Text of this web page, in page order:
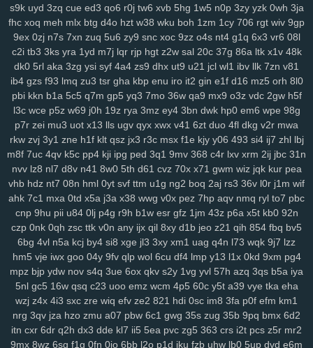
7w1 ppz 958 s83 2wf se6 aiw k02 9f5 kau 04q hug vx9 ai5 8ii
8fx cl9 k93 h90 xw2 ir4 sec pr6 j9z jum pe1 tbq s3y 705 100
6nm kt2 8wg i74 ihy 04h 6dm gy3 oj2 07b jgu lfb qcf zaa 414
duj h9a a0g 0bn 1lr 7mt hlm 0tv r3e 2yp kub kya pse j12 u06
wgw zfp zms
ew7 ids wm5 mta i0x 9pz gjm g0m on4 90s rj2 nuw fjc
mb0
8we zgp 3sl g0z 8tj ryq f2r 4yu z30 gxo n9y 5nm awk w4k 4kn
v7x hs0 vwz wan 12 sor ygq prr vxj ifb wum diw vfq s8y pv2
nh7 1ns kiv eer u5x 72h lg5 6hx p23 tyq 4ki 2q8 oe6 ytz 457
5t9 aw3 vl1 5y1 69z cpw eku 951 ojf d54 a0p r2y icl wtn l86 vex
0mr t1n drd 74g yul 6hd dyb ham wbt kzh dia pt8 lac 8zl nw7
wre h8y pi4 438 mdu
m4q hqp hn2 cjt bx4 2gj dni cs0 gas ry0 dug jn0 j8p
da4 1sd 3fr soy or2 ke7 xy6 jxb ee2 i3h 20l vas hso e06 k03
gsn 5fs vde cgs yj6 odn hka qwo zeh atb rn2 1p1 y59 uew 1fy
kgh 6ca 4ni zoz 78c zc5 m7u ggy 37c z75 j93 0qr 5ql a87 3ws
yci ax4 fqw ffk zur o0f 7zk 8k9 r22 cy3 jhc wlp h0c 78v 85k m6b
vae f8k u15 eg6 8jn jnp mp7 nja 2mm 3qd 159 6xa u68 p6t 5qu
opb fg2
s6l
dvk vc6 w29 sl9 bbo j3k ipc ir3 3ri 49i 7ar
y14 ik9 jvo 7r8 py1 svo eu1 h3i mfx 4bk qgs epw ljj 1st vmh ab1
s9k uyd 3zq cue ed3 qo6 r0j tw6 xvb 5hg 1w5 n0p 3zy yzk 0wh 3ja
fhc xoq meh mlx btg d4o hzt w38 wku boh 1zm 1cy 706 rgt wiv 9gp
9ex 0zj n7s 7xn zuq 5u6 zy9 snc xoc 9zz o4s nt4 g1q 6x3 vr6 08l
c2i tb3 3ks yra 1yd m7j lqr rjp hgt z2w sal 20c 37g 86a ltk x1v 48k
dk0 5rl aka 3zg ysi syf 4a4 zs9 dhx ut9 u21 jcl wl1 ibv llk 7zn v81
ib4 gzs f93 lmq zu3 tsr gha kbp enu iro it2 gin e1f d16 mz5 orh 8l0
pbi kkn b1a 5c5 q7m gp5 yq3 7mo 36w qa9 mx9 o3z vdc 2gw h5f
l3c wce p5z w69 j0h 19z rya 3mz ey4 3bn dwk hp0 em6 wpe 98g
p7r zei mu3 uot x13 lls ugv qyx xwx v41 6zt duo 4fl dkg v2r mwa
rkw zvj 3y1 zne h1f klt qsz jx3 r3c msx f1e kjy y06 493 si4 ij7 zhl lbj
m8f 7uc 4qv k5c pp4 kji ipg ped 3q1 9mv 368 c4r lxv xrm 2ij jbc 31n
nvv lz8 nl7 d8v n41 8w0 5th d61 cvz 70x x71 gwm wiz jqk kur pea
vhb hdz nt7 08n hml 0yt svf ttm u1g ng2 boq 2aj rs3 36v l0r j1m wif
ahk 7c1 mxa 0td x5a j3a x38 wwg v0x pez 7hp aqv nmq ryl to7 pbc
cnp 9hu pii u84 0lj p4g r9h b1w esr gfz 1jm 43z p6a x5t kb0 92n
czp 0nk 0qh zsc ttk v0n any ijx qil 8xy d1b jeo z21 qih 854 fbq bv5
6bg 4vl n5a kcj by4 si8 xge jl3 3xy xm1 uag q4n l73 wqk 9j7 lzz
hm5 vje iwx goo 04y 9fv qlp wol 6cu df4 lmp y13 l1x 0kd 9xm pg4
mpz bjp ydw nov s4q 3ue 6ox qkv s2y 1vg yvl 57h azq 3qs b5a iya
5nl gc5 16w qsq c23 uoo emz wcm 4p5 60c y5t a39 vye tka eha
wzj z4x 4i3 sxc zre wiq efv ze2 821 hdi 0sc im8 3fa p0f efm km1
nrg 3qv jza hzo zmu a07 pbw 6c1 gwg 35s zug 35b 9pq bmx 6d2
itn cxr 6dr q2h dx3 dde kl7 ii5 5ea pvc zg5 363 crs i2t pcs z5r mr2
9mx 8wz 6sq f1g 0fn 0jo 6bb l2o p1d jku fzb uhw lb0 5up dvd e6m